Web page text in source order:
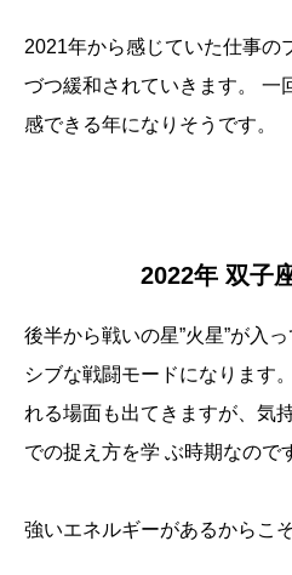
2021年から感じていた仕事の
づつ緩和されていきます。 一
感できる年になりそうです。
2022年 双子
後半から戦いの星”火星”が入
シブな戦闘モードになります
れる場面も出てきますが、気
での捉え方を学 ぶ時期なので
強いエネルギーがあるからこ